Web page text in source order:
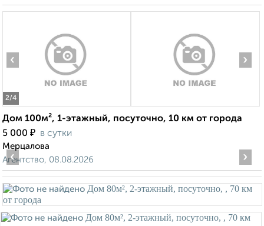
2/4
‹ ›
Дом 100м², 1-этажный, посуточно, 10 км от города
5 000 ₽ в сутки
Мерцалова
Агентство, 08.08.2026
‹ ›